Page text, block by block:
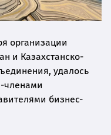
организации
и Казахстанско-
удалось
членами
бизнес-